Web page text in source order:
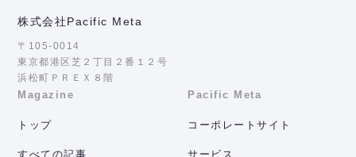
株式会社Pacific Meta
〒105-0014
東京都港区芝２丁目２番１２号
浜松町ＰＲＥＸ８階
Magazine
トップ
すべての記事
Pacific Meta
コーポレートサイト
サービス